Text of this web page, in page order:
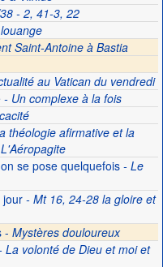
- 2, 41-3, 22
Saint-Antoine à Bastia
au Vatican du vendredi
- Un complexe à la fois
théologie afirmative et la
se pose quelquefois- Le
jour- Mt 16, 24-28 la gloire et
- Mystères douloureux
La volonté de Dieu et moi et